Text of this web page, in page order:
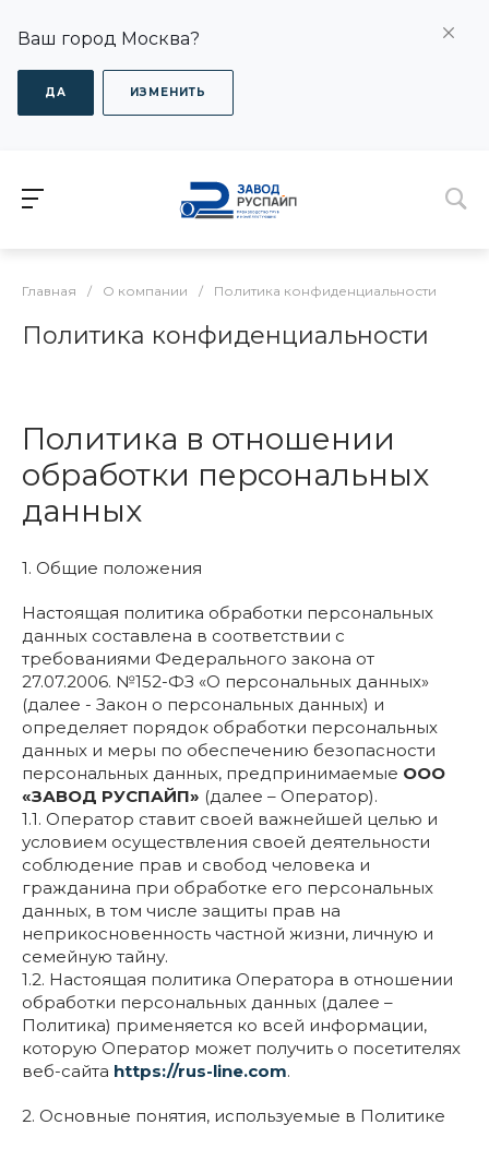
Ваш город Москва?
ДА ИЗМЕНИТЬ
Главная / О компании / Политика конфиденциальности
Политика конфиденциальности
Политика в отношении
обработки персональных
данных
1. Общие положения
Настоящая политика обработки персональных
данных составлена в соответствии с
требованиями Федерального закона от
27.07.2006. №152-ФЗ «О персональных данных»
(далее - Закон о персональных данных) и
определяет порядок обработки персональных
данных и меры по обеспечению безопасности
персональных данных, предпринимаемые ООО
«ЗАВОД РУСПАЙП» (далее – Оператор).
1.1. Оператор ставит своей важнейшей целью и
условием осуществления своей деятельности
соблюдение прав и свобод человека и
гражданина при обработке его персональных
данных, в том числе защиты прав на
неприкосновенность частной жизни, личную и
семейную тайну.
1.2. Настоящая политика Оператора в отношении
обработки персональных данных (далее –
Политика) применяется ко всей информации,
которую Оператор может получить о посетителях
веб-сайта https://rus-line.com.
2. Основные понятия, используемые в Политике